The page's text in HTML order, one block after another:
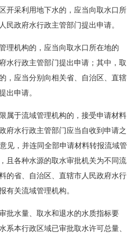
采利用地下水的，应当向取水口所
民政府水行政主管部门提出申请。
机构的，应当向取水口所在地的
水行政主管部门提出申请；其中，取
，应当分别向相关省、自治区、直辖
出申请。
于流域管理机构的，接受申请材料
府水行政主管部门应当自收到申请之
见，并连同全部申请材料转报流域管
且各种水源的取水审批机关为不同流
的省、自治区、直辖市人民政府水行
有关流域管理机构。
水量、取水和退水的水质指标要
系本行政区域已审批取水许可总量、